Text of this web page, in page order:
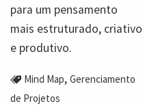
para um pensamento
mais estruturado, criativo
e produtivo.
Mind Map, Gerenciamento
de Projetos